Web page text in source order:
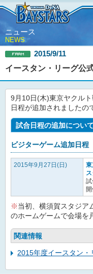
ニュース
NEWS
2015/9/11
イースタン・リーグ公
9月10日(木)東京ヤクル
日程が追加されましたの
試合日程の追加について
ビジターゲーム追加日程
2015年9月27日(日)
開
※当初、横須賀スタジア
のホームゲームで会場を
関連情報
2015年度イースタン